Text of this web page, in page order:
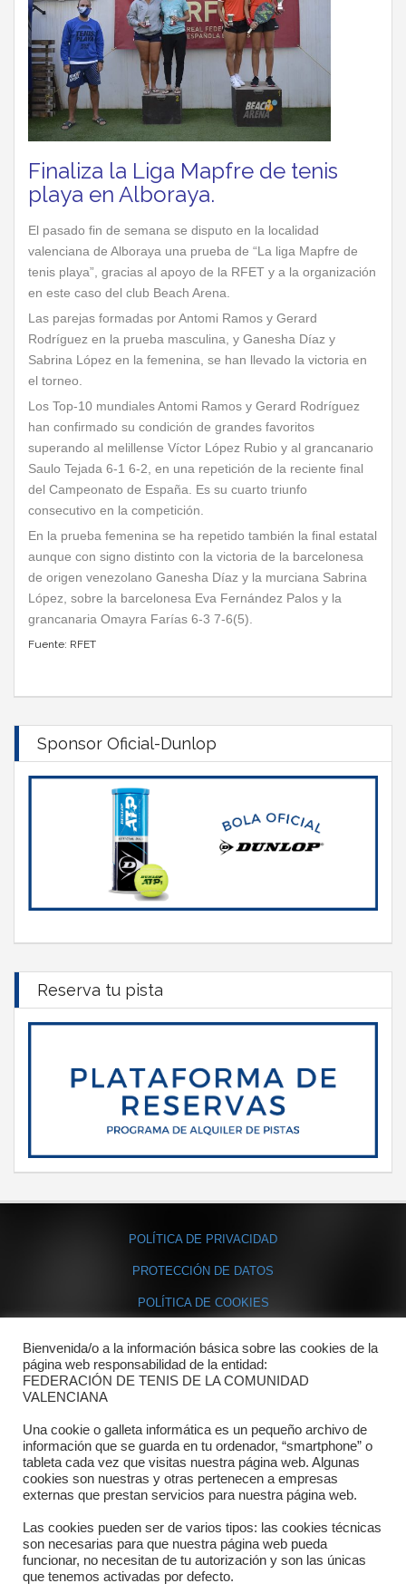
Finaliza la Liga Mapfre de tenis
playa en Alboraya.
El pasado fin de semana se disputo en la localidad
valenciana de Alboraya una prueba de “La liga Mapfre de
tenis playa”, gracias al apoyo de la RFET y a la organización
en este caso del club Beach Arena.
Las parejas formadas por Antomi Ramos y Gerard
Rodríguez en la prueba masculina, y Ganesha Díaz y
Sabrina López en la femenina, se han llevado la victoria en
el torneo.
Los Top-10 mundiales Antomi Ramos y Gerard Rodríguez
han confirmado su condición de grandes favoritos
superando al melillense Víctor López Rubio y al grancanario
Saulo Tejada 6-1 6-2, en una repetición de la reciente final
del Campeonato de España. Es su cuarto triunfo
consecutivo en la competición.
En la prueba femenina se ha repetido también la final estatal
aunque con signo distinto con la victoria de la barcelonesa
de origen venezolano Ganesha Díaz y la murciana Sabrina
López, sobre la barcelonesa Eva Fernández Palos y la
grancanaria Omayra Farías 6-3 7-6(5).
Fuente: RFET
Sponsor Oficial-Dunlop
Reserva tu pista
POLÍTICA DE PRIVACIDAD
PROTECCIÓN DE DATOS
POLÍTICA DE COOKIES
Contacto
Dónde estamos
Directorio departamentos
Horario
Formulario de contacto
Bienvenida/o a la información básica sobre las cookies de la
página web responsabilidad de la entidad:
FEDERACIÓN DE TENIS DE LA COMUNIDAD
VALENCIANA
Una cookie o galleta informática es un pequeño archivo de
información que se guarda en tu ordenador, “smartphone” o
tableta cada vez que visitas nuestra página web. Algunas
cookies son nuestras y otras pertenecen a empresas
externas que prestan servicios para nuestra página web.
Las cookies pueden ser de varios tipos: las cookies técnicas
son necesarias para que nuestra página web pueda
funcionar, no necesitan de tu autorización y son las únicas
que tenemos activadas por defecto.